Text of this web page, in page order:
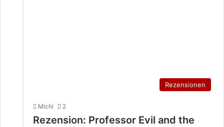
Rezensionen
Michi 2
Rezension: Professor Evil and the